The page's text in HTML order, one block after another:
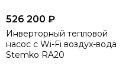
526 200 ₽
Инверторный тепловой
насос с Wi-Fi воздух-вода
Stemko RA20